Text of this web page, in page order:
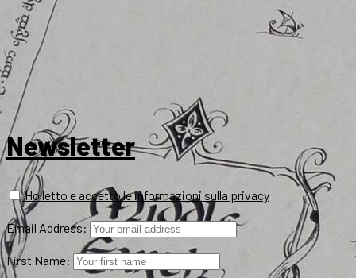
Newsletter
Ho letto e accetto le informazioni sulla privacy
Email Address:
First Name: